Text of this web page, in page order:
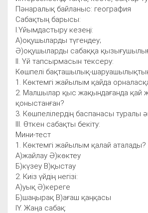
Пәнаралық байланыс: география
Сабақтың барысы:
І.Үйымдастыру кезеңі:
А)оқушыларды түгендеу;
Ә)оқушыларды сабаққа
ІІ. Үй тапсырмасын тексеру:
Көшпелі бақташылық-шаруашылықтың
1. Көктемгі жайылым қайда
2. Малшылар қыс жақындағанда қай
қоныстанған?
3. Көшпелілердің баспанасы туралы
ІІІ. Өткен сабақты бекіту:
Мини-тест
1. Көктемгі жайылым қалай аталады?
А)жайлау Ә)көктеу
Б)күзеу В)қыстау
2. Киіз үйдің негізі:
А)уық Ә)кереге
Б)шаңырақ В)ағаш қаңқасы
ІҮ. Жаңа сабақ: